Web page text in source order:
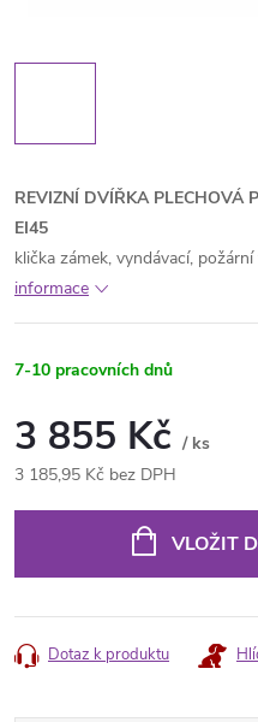
REVIZNÍ DVÍŘKA PLECHOVÁ
EI45
klička zámek, vyndávací,
informace
7-10 pracovních dnů
3 855 Kč / ks
3 185,95 Kč bez DPH
VLOŽIT
Dotaz k produktu